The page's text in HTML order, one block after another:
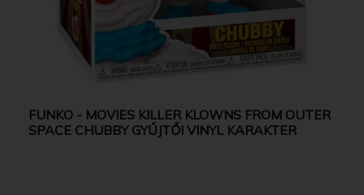
FUNKO - MOVIES KILLER KLOWNS FROM OUTER
SPACE CHUBBY GYŰJTŐI VINYL KARAKTER